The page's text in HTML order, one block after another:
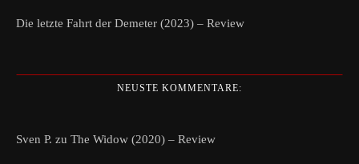
Die letzte Fahrt der Demeter (2023) – Review
NEUSTE KOMMENTARE:
Sven P. zu The Widow (2020) – Review